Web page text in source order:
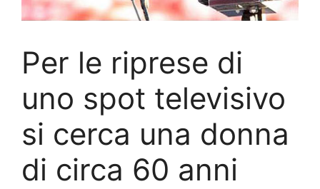
Per le riprese di
uno spot televisivo
si cerca una donna
di circa 60 anni